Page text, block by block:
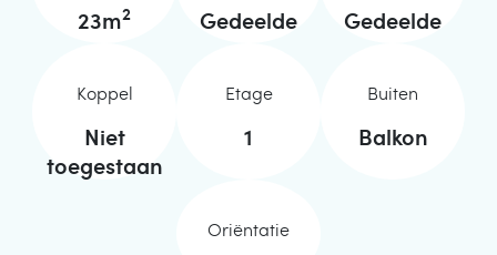
23m2 Gedeelde Gedeelde
Koppel
Niet
toegestaan
Etage
1
Buiten
Balkon
Oriëntatie